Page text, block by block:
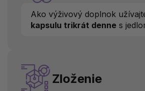
Ako výživový doplnok
kapsulu trikrát denne s
Zloženie